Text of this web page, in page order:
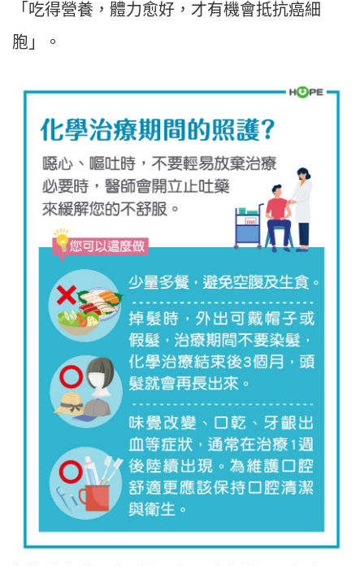
「吃得營養，體力愈好，才有機會抵抗癌細
胞」。